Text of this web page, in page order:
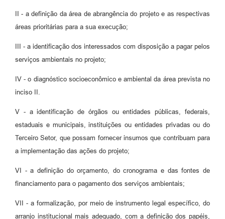
II - a definição da área de abrangência do projeto e as respectivas
áreas prioritárias para a sua execução;
III - a identificação dos interessados com disposição a pagar pelos
serviços ambientais no projeto;
IV - o diagnóstico socioeconômico e ambiental da área prevista no
inciso II.
V - a identificação de órgãos ou entidades públicas, federais,
estaduais e municipais, instituições ou entidades privadas ou do
Terceiro Setor, que possam fornecer insumos que contribuam para
a implementação das ações do projeto;
VI - a definição do orçamento, do cronograma e das fontes de
financiamento para o pagamento dos serviços ambientais;
VII - a formalização, por meio de instrumento legal específico, do
arranjo institucional mais adequado, com a definição dos papéis,